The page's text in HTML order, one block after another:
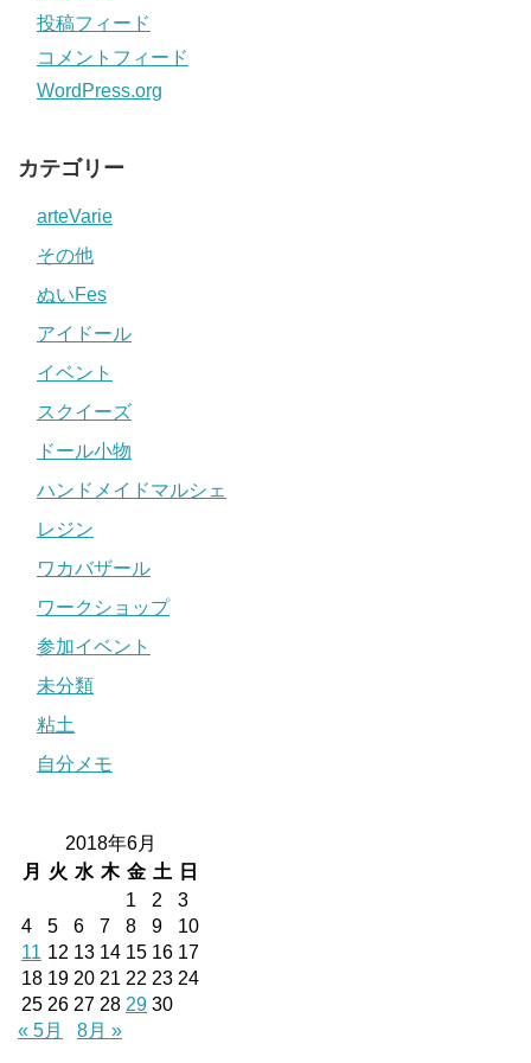
投稿フィード
コメントフィード
WordPress.org
カテゴリー
arteVarie
その他
ぬいFes
アイドール
イベント
スクイーズ
ドール小物
ハンドメイドマルシェ
レジン
ワカバザール
ワークショップ
参加イベント
未分類
粘土
自分メモ
2018年6月
月
火 水 木 金 土
日
1
2
3
4
5 6 7 8 9
10
11 12 13 14 15 16 17
18 19 20 21 22 23 24
25 26 27 28 29 30
« 5月
8月 »